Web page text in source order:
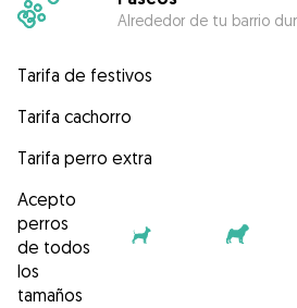
Alrededor de tu barrio
Tarifa de festivos
Tarifa cachorro
Tarifa perro extra
Acepto
perros
de todos
los
tamaños